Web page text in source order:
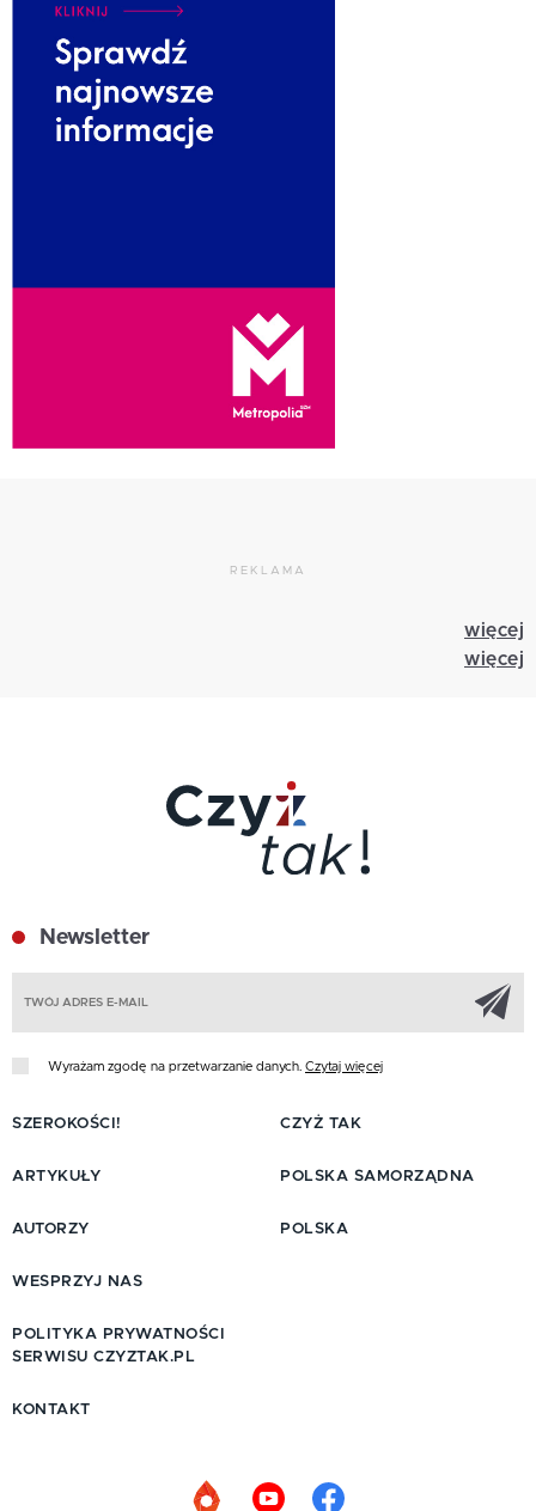
REKLAMA
więcej
więcej
Newsletter
Wyrażam zgodę na przetwarzanie danych. Czytaj więcej
SZEROKOŚCI!
ARTYKUŁY
AUTORZY
CZYŻ TAK
POLSKA SAMORZĄDNA
POLSKA
WESPRZYJ NAS
POLITYKA PRYWATNOŚCI
SERWISU CZYZTAK.PL
KONTAKT